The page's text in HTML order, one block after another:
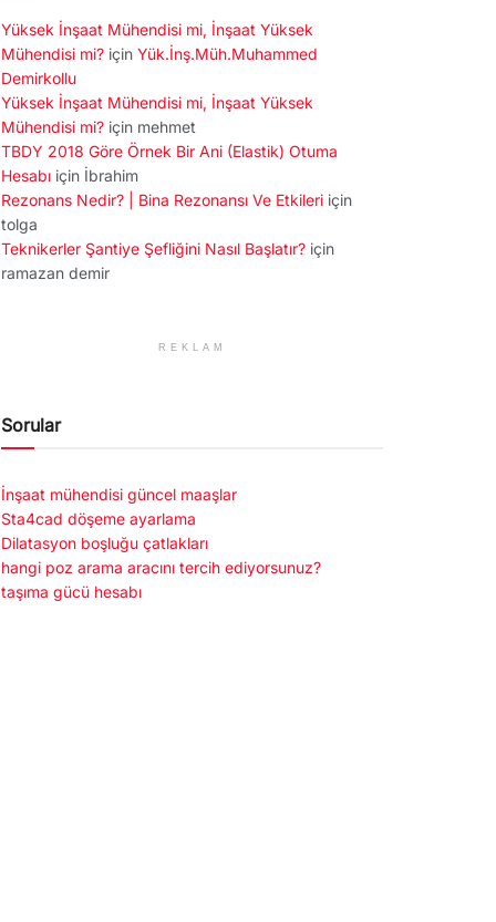
Yüksek İnşaat Mühendisi mi, İnşaat Yüksek
Mühendisi mi? için Yük.İnş.Müh.Muhammed
Demirkollu
Yüksek İnşaat Mühendisi mi, İnşaat Yüksek
Mühendisi mi? için mehmet
TBDY 2018 Göre Örnek Bir Ani (Elastik) Otuma
Hesabı için İbrahim
Rezonans Nedir? | Bina Rezonansı Ve Etkileri için
tolga
Teknikerler Şantiye Şefliğini Nasıl Başlatır? için
ramazan demir
REKLAM
Sorular
İnşaat mühendisi güncel maaşlar
Sta4cad döşeme ayarlama
Dilatasyon boşluğu çatlakları
hangi poz arama aracını tercih ediyorsunuz?
taşıma gücü hesabı